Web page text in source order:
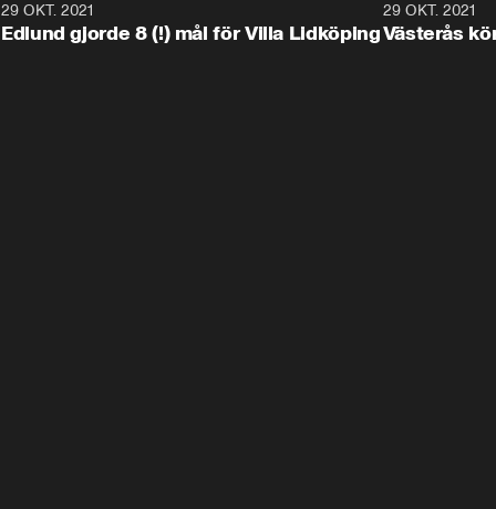
29 OKT. 2021
Edlund gjorde 8 (!) mål för Villa Lidköping
29 OKT. 2021
Västerås